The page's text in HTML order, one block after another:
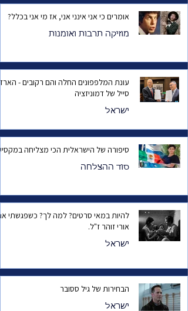
אומרים כי אני אינני אני, אז מי אני בכלל?
מוזיקה תרבות ואומנות
עונת המלפפונים החלה והם רקובים -
סייל של דמוניזציה
ישראל
סיפורה של הישראלית הכי מצליחה
סוד ההצלחה
להיות במאי סרטים? למה לך? כשפגשתי
אורי זוהר ז"ל.
ישראל
הבחירות של גיל ססובר
ישראל